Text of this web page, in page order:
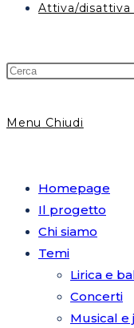
Attiva/disattiva
Menu Chiudi
Homepage
Il progetto
Chi siamo
Temi
Lirica e
Concerti
Musical e